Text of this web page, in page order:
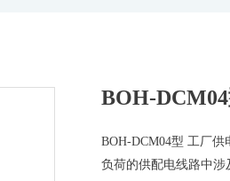
BOH-
BOH-DCM04型 工厂
负荷的供配电线路中